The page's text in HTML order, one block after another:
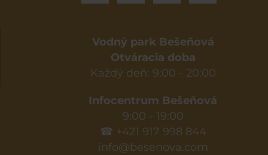
Vodný park Bešeňová
Otváracia doba
Každý deň: 9:00 - 20:00
Infocentrum Bešeňová
9:00 - 19:00
☎ +421 917 998 844
info@besenova.com